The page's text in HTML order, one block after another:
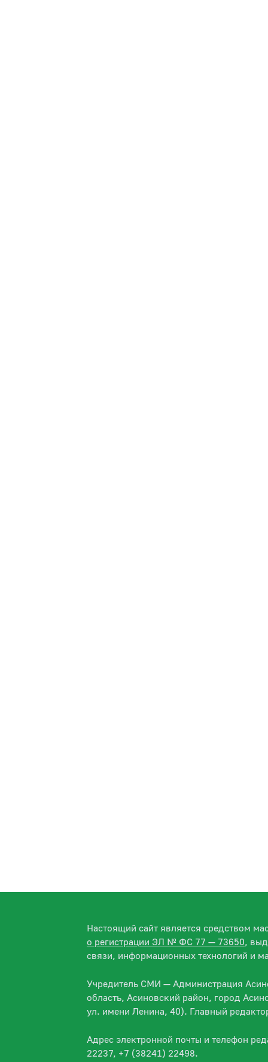
Настоящий сайт является средством
о регистрации ЭЛ № ФС 77 — 73650,
связи, информационных технологий и
Учредитель СМИ — Администрация
область, Асиновский район, город
ул. имени Ленина, 40). Главный
Адрес электронной почты и телефон
22237, +7 (38241) 22498.